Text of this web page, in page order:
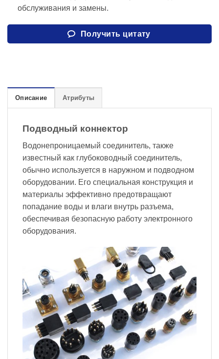
обслуживания и замены.
Получить цитату
Описание Атрибуты
Подводный коннектор
Водонепроницаемый соединитель, также
известный как глубоководный соединитель,
обычно используется в наружном и подводном
оборудовании. Его специальная конструкция и
материалы эффективно предотвращают
попадание воды и влаги внутрь разъема,
обеспечивая безопасную работу электронного
оборудования.